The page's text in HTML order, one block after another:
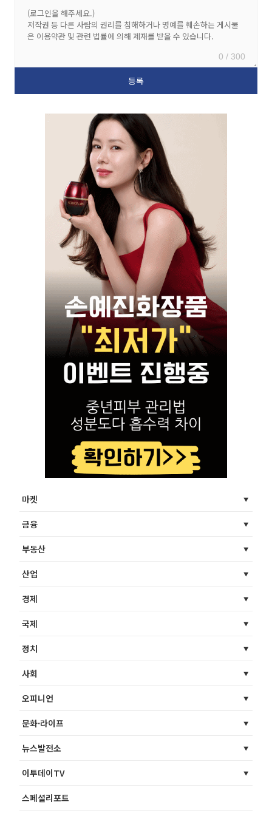
0 / 300
마켓
금융
부동산
산업
경제
국제
정치
사회
오피니언
문화·라이프
뉴스발전소
이투데이TV
스페셜리포트